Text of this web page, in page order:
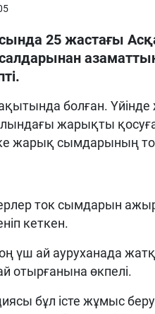
25 жастағы
болған.
жарықты
жарық сымдарының
ток сымдарын
кеткен.
үш ай ауруханада
отырғанына өкпелі.
бұл істе жұмыс